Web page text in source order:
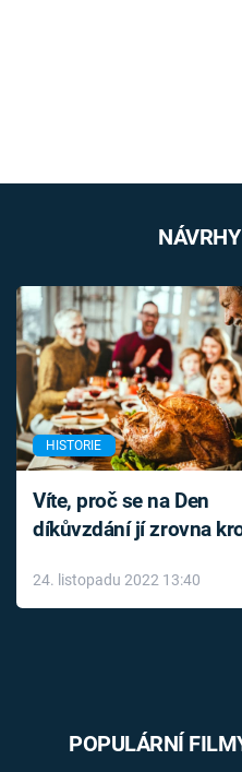
HISTORIE
Víte, proč se na Den
díkůvzdání jí zrovna
24. listopadu 2022 13:40
POPULÁRNÍ